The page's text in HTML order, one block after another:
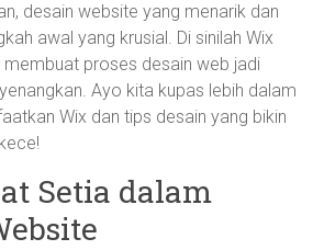
desain website yang menarik dan
awal yang krusial. Di sinilah Wix
proses desain web jadi
Ayo kita kupas lebih dalam
Wix dan tips desain yang bikin
Setia dalam